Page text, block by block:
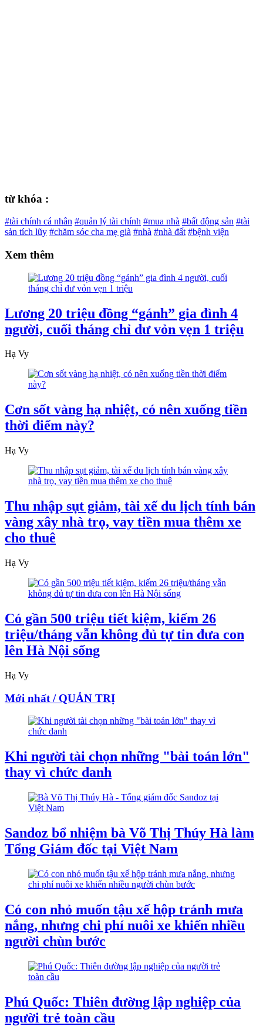
từ khóa :
#tài chính cá nhân #quản lý tài chính #mua nhà #bất động sản #tài
sản tích lũy #chăm sóc cha mẹ già #nhà #nhà đất #bệnh viện
Xem thêm
Lương 20 triệu đồng “gánh” gia đình 4
người, cuối tháng chỉ dư vỏn vẹn 1 triệu
Hạ Vy
Cơn sốt vàng hạ nhiệt, có nên xuống tiền
thời điểm này?
Hạ Vy
Thu nhập sụt giảm, tài xế du lịch tính bán
vàng xây nhà trọ, vay tiền mua thêm xe
cho thuê
Hạ Vy
Có gần 500 triệu tiết kiệm, kiếm 26
triệu/tháng vẫn không đủ tự tin đưa con
lên Hà Nội sống
Hạ Vy
Mới nhất / QUẢN TRỊ
Khi người tài chọn những "bài toán lớn"
thay vì chức danh
Sandoz bổ nhiệm bà Võ Thị Thúy Hà làm
Tổng Giám đốc tại Việt Nam
Có con nhỏ muốn tậu xế hộp tránh mưa
nắng, nhưng chi phí nuôi xe khiến nhiều
người chùn bước
Phú Quốc: Thiên đường lập nghiệp của
người trẻ toàn cầu